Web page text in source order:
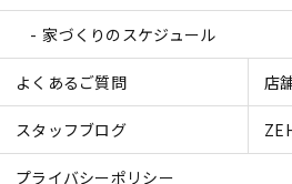
家づくりのスケジュール
よくあるご質問 店
スタッフブログ
プライバシーポリシー